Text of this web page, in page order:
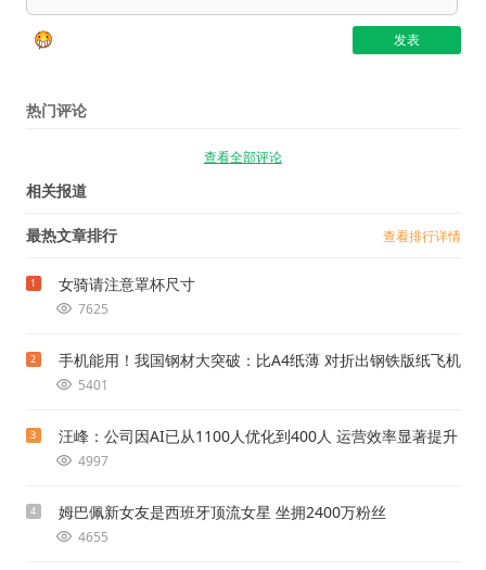
热门评论
查看全部评论
相关报道
最热文章排行 查看排行详情
1 女骑请注意罩杯尺寸
7625
2 手机能用！我国钢材大突破：比A4纸薄 对折出钢铁版纸飞机
5401
3 汪峰：公司因AI已从1100人优化到400人 运营效率显著提升
4997
4 姆巴佩新女友是西班牙顶流女星 坐拥2400万粉丝
4655